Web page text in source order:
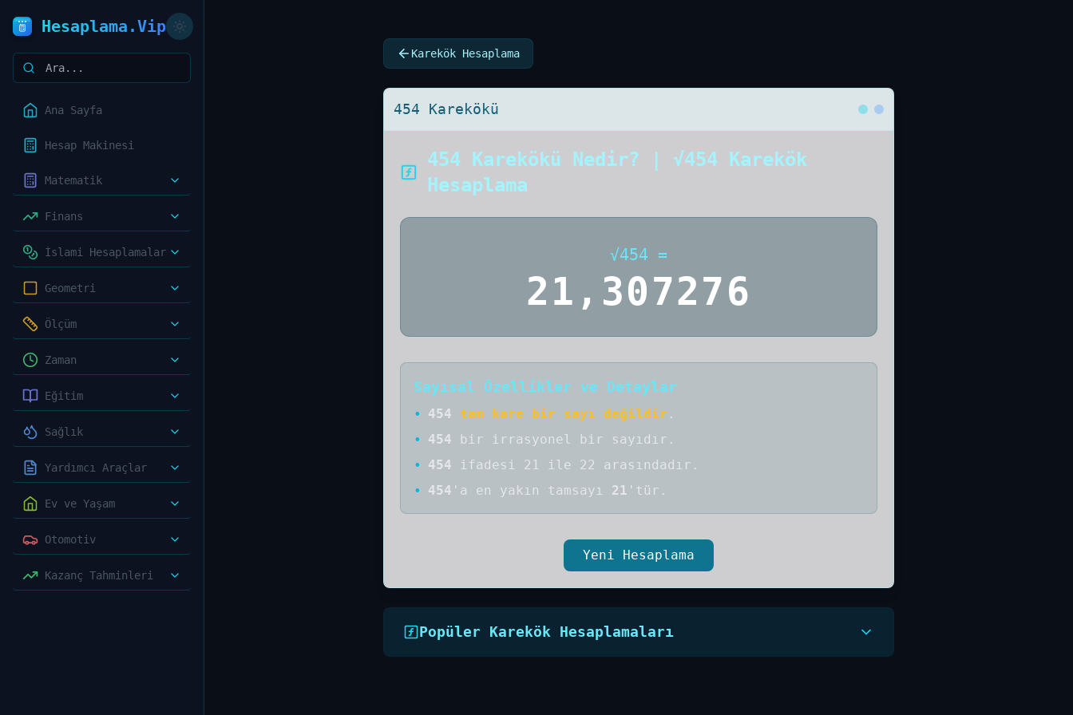
Hesaplama.Vip
Ana Sayfa
Hesap Makinesi
Matematik
Finans
İslami Hesaplamalar
Geometri
Ölçüm
Zaman
Eğitim
Sağlık
Yardımcı Araçlar
Ev ve Yaşam
Otomotiv
Kazanç Tahminleri
Karekök Hesaplama
454 Karekökü
454 Karekökü Nedir? | √454 Karekök
Hesaplama
√454 =
21,307276
Sayısal Özellikler ve Detaylar
• 454 tam kare bir sayı değildir .
•
454 bir irrasyonel bir sayıdır .
•
454
ifadesi 21 ile 22 arasındadır.
•
454 'a en yakın tamsayı 21 'tür.
Yeni Hesaplama
Popüler Karekök Hesaplamaları